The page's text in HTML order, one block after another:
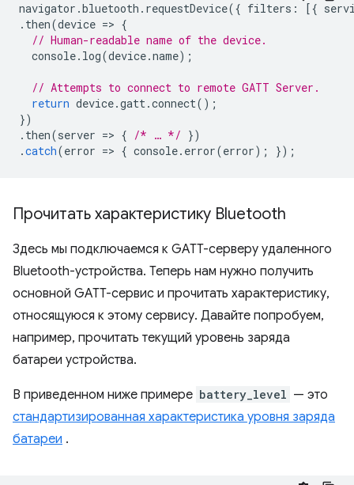
navigator .bluetooth . requestDevice({ filters : [{
. then(device => {
// Human-readable name of the device.
console. log(device.name);
// Attempts to connect to remote GATT Server.
return device.gatt.connect();
})
. then(server => { /* … */ })
.catch(error => { console. error(error); });
Прочитать характеристику Bluetooth
Здесь мы подключаемся к GATT-серверу удаленного
Bluetooth-устройства. Теперь нам нужно получить
основной GATT-сервис и прочитать характеристику,
относящуюся к этому сервису. Давайте попробуем,
например, прочитать текущий уровень заряда
батареи устройства.
В приведенном ниже примере battery_level — это
стандартизированная характеристика уровня заряда
батареи .